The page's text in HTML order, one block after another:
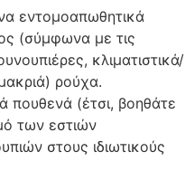
εντομοαπωθητικά
(σύμφωνα με τις
κλιματιστικά/
ρούχα.
πουθενά (έτσι, βοηθάτε
των εστιών
στους ιδιωτικούς